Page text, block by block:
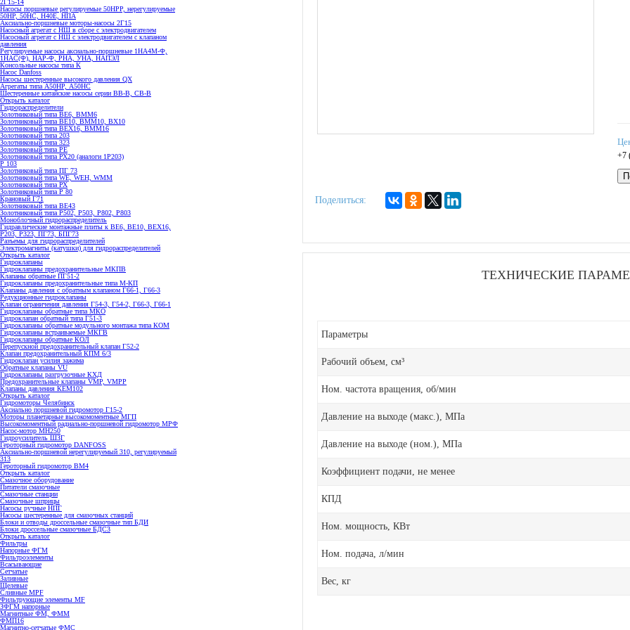
Насосы поршневые регулируемые 50НРР, нерегулируемые
50НР, 50НС, Н40Е, НПА
Аксиально-поршневые моторы-насосы 2Г15
Насосный агрегат с НШ в сборе с электродвигателем
Насосный агрегат с НШ с электродвигателем с клапаном
давления
Регулируемые насосы аксиально-поршневые 1НА4М-Ф,
1НАС(Ф), НАР-Ф, РНА, УНА, НАПЭЛ
Консольные насосы типа К
Насос Danfoss
Насосы шестеренные высокого давления QX
Агрегаты типа А50НР, А50НС
Шестеренные китайские насосы серии ВВ-В, СВ-В
Открыть каталог
Гидрораспределители
Золотниковый типа ВЕ6, ВММ6
Золотниковый типа BE10, ВММ10, ВХ10
Золотниковый типа ВЕХ16, ВММ16
Золотниковый типа 203
Золотниковый типа 323
Золотниковый типа РЕ
Золотниковый типа РХ20 (аналоги 1Р203)
Р 103
Золотниковый типа ПГ 73
Золотниковый типа WE, WEH, WMM
Золотниковый типа РХ
Золотниковый типа Р 80
Крановый Г71
Золотниковый типа BE43
Золотниковый типа Р502, Р503, Р802, Р803
Моноблочный гидрораспределитель
Гидравлические монтажные плиты к ВЕ6, ВЕ10, ВЕХ16,
Р203, Р323, ПГ73, БПГ73
Разъемы для гидрораспределителей
Электромагниты (катушки) для гидрораспределителей
Открыть каталог
Гидроклапаны
Гидроклапаны предохранительные МКПВ
Клапаны обратные ПГ51-2
Гидроклапаны предохранительные типа М-КП
Клапаны давления с обратным клапаном Г66-1, Г66-3
Редукционные гидроклапаны
Клапан ограничения давления Г54-3, Г54-2, Г66-3, Г66-1
Гидроклапаны обратные типа МКО
Гидроклапан обратный типа Г51-3
Гидроклапаны обратные модульного монтажа типа КОМ
Гидроклапаны встраиваемые МКГВ
Гидроклапаны обратные КОЛ
Перепускной предохранительный клапан Г52-2
Клапан предохранительный КПМ 6/3
Гидроклапан усилия зажима
Обратные клапаны VU
Гидроклапаны разгрузочные КХД
Предохранительные клапаны VMP, VMPP
Клапаны давления КЕМ102
Открыть каталог
Гидромоторы Челябинск
Аксиально поршневой гидромотор Г15-2
Моторы планетарные высокомоментные МГП
Высокомоментный радиально-поршневой гидромотор МРФ
Насос-мотор МН250
Гидроусилитель ШЗГ
Героторный гидромотор DANFOSS
Аксиально-поршневой нерегулируемый 310, регулируемый
313
Героторный гидромотор ВМ4
Открыть каталог
Смазочное оборудование
Питатели смазочные
Смазочные станции
Смазочные шприцы
Насосы ручные НПГ
Насосы шестеренные для смазочных станций
Блоки и отводы дроссельные смазочные тип БДИ
Блоки дроссельные смазочные БДС3
Открыть каталог
Фильтры
Напорные ФГМ
Фильтроэлементы
Всасывающие
Сетчатые
Заливные
Щелевые
Сливные MPF
Фильтрующие элементы MF
ЗФГМ напорные
Магнитные ФМ, ФММ
ФМП16
Магнитно-сетчатые ФМС
Поделиться:
+7
ТЕХНИЧЕСКИЕ
Параметры
Рабочий объем, см³
Ном. частота вращения, об/мин
Давление на выходе (макс.), МПа
Давление на выходе (ном.), МПа
Коэффициент подачи, не менее
КПД
Ном. мощность, КВт
Ном. подача, л/мин
Вес, кг